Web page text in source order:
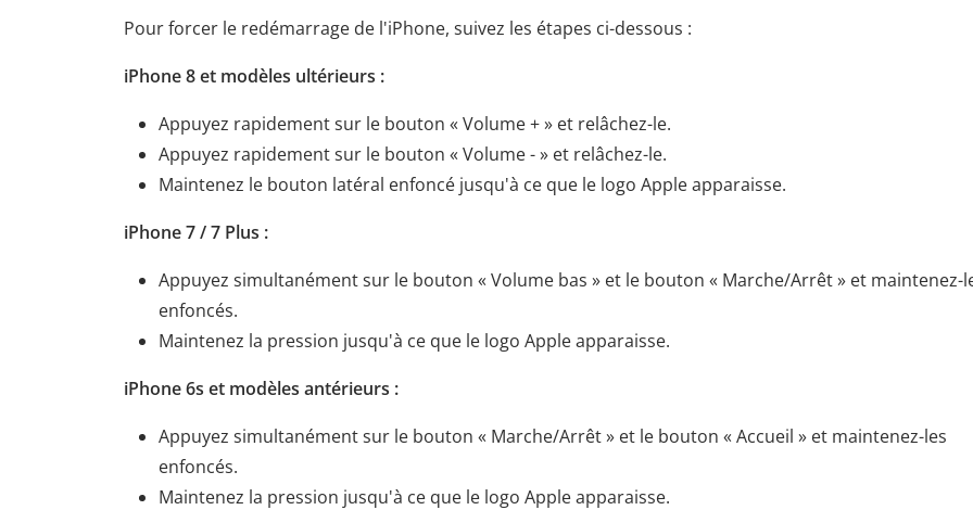
Pour forcer le redémarrage de l'iPhone, suivez les étapes ci-dessous :
iPhone 8 et modèles ultérieurs :
Appuyez rapidement sur le bouton « Volume + » et relâchez-le.
Appuyez rapidement sur le bouton « Volume - » et relâchez-le.
Maintenez le bouton latéral enfoncé jusqu'à ce que le logo Apple apparaisse.
iPhone 7 / 7 Plus :
Appuyez simultanément sur le bouton « Volume bas » et le bouton « Marche/Arrêt » et maintenez-
enfoncés.
Maintenez la pression jusqu'à ce que le logo Apple apparaisse.
iPhone 6s et modèles antérieurs :
Appuyez simultanément sur le bouton « Marche/Arrêt » et le bouton « Accueil » et maintenez-les
enfoncés.
Maintenez la pression jusqu'à ce que le logo Apple apparaisse.